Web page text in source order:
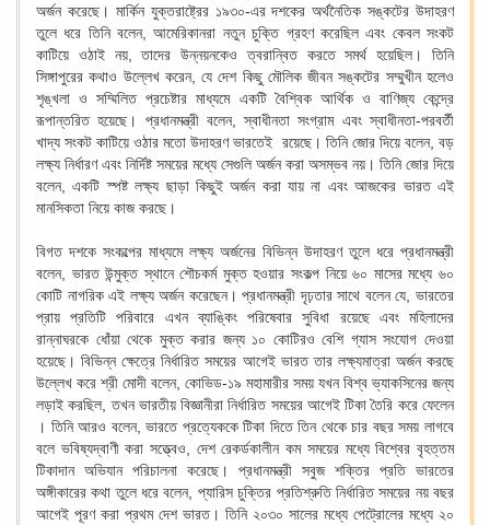
অর্জন করেছে। মার্কিন যুক্তরাষ্ট্রের ১৯৩০-এর দশকের অর্থনৈতিক সঙ্কটের উদাহরণ
তুলে ধরে তিনি বলেন, আমেরিকানরা নতুন চুক্তি গ্রহণ করেছিল এবং কেবল সংকট
কাটিয়ে ওঠাই নয়, তাদের উন্নয়নকেও ত্বরান্বিত করতে সমর্থ হয়েছিল। তিনি
সিঙ্গাপুরের কথাও উল্লেখ করেন, যে দেশ কিছু মৌলিক জীবন সঙ্কটের সম্মুখীন হলেও
শৃঙ্খলা ও সম্মিলিত প্রচেষ্টার মাধ্যমে একটি বৈশ্বিক আর্থিক ও বাণিজ্য কেন্দ্রে
রূপান্তরিত হয়েছে। প্রধানমন্ত্রী বলেন, স্বাধীনতা সংগ্রাম এবং স্বাধীনতা-পরবর্তী
খাদ্য সংকট কাটিয়ে ওঠার মতো উদাহরণ ভারতেই রয়েছে। তিনি জোর দিয়ে বলেন, বড়
লক্ষ্য নির্ধারণ এবং নির্দিষ্ট সময়ের মধ্যে সেগুলি অর্জন করা অসম্ভব নয়। তিনি জোর দিয়ে
বলেন, একটি স্পষ্ট লক্ষ্য ছাড়া কিছুই অর্জন করা যায় না এবং আজকের ভারত এই
মানসিকতা নিয়ে কাজ করছে।
বিগত দশকে সংকল্পের মাধ্যমে লক্ষ্য অর্জনের বিভিন্ন উদাহরণ তুলে ধরে প্রধানমন্ত্রী
বলেন, ভারত উন্মুক্ত স্থানে শৌচকর্ম মুক্ত হওয়ার সংকল্প নিয়ে ৬০ মাসের মধ্যে ৬০
কোটি নাগরিক এই লক্ষ্য অর্জন করেছেন। প্রধানমন্ত্রী দৃঢ়তার সাথে বলেন যে, ভারতের
প্রায় প্রতিটি পরিবারে এখন ব্যাঙ্কিং পরিষেবার সুবিধা রয়েছে এবং মহিলাদের
রান্নাঘরকে ধোঁয়া থেকে মুক্ত করার জন্য ১০ কোটিরও বেশি গ্যাস সংযোগ দেওয়া
হয়েছে। বিভিন্ন ক্ষেত্রে নির্ধারিত সময়ের আগেই ভারত তার লক্ষ্যমাত্রা অর্জন করছে
উল্লেখ করে শ্রী মোদী বলেন, কোভিড-১৯ মহামারীর সময় যখন বিশ্ব ভ্যাকসিনের জন্য
লড়াই করছিল, তখন ভারতীয় বিজ্ঞানীরা নির্ধারিত সময়ের আগেই টিকা তৈরি করে ফেলেন
। তিনি আরও বলেন, ভারতে প্রত্যেককে টিকা দিতে তিন থেকে চার বছর সময় লাগবে
বলে ভবিষ্যদ্বাণী করা সত্ত্বেও, দেশ রেকর্ডকালীন কম সময়ের মধ্যে বিশ্বের বৃহত্তম
টিকাদান অভিযান পরিচালনা করেছে। প্রধানমন্ত্রী সবুজ শক্তির প্রতি ভারতের
অঙ্গীকারের কথা তুলে ধরে বলেন, প্যারিস চুক্তির প্রতিশ্রুতি নির্ধারিত সময়ের নয় বছর
আগেই পূরণ করা প্রথম দেশ ভারত। তিনি ২০৩০ সালের মধ্যে পেট্রোলের মধ্যে ২০